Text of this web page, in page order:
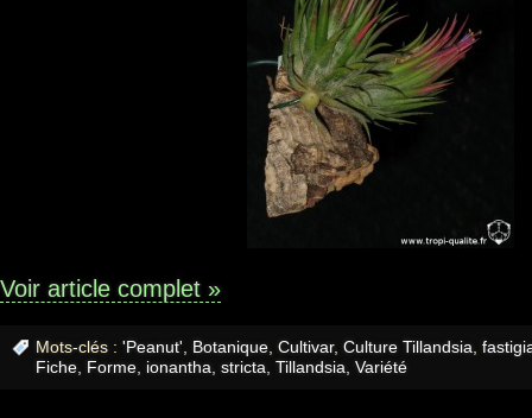
Voir article complet »
Mots-clés : 'Peanut' Botanique Cultivar, Culture Tillandsia
Fiche Forme ionantha stricta Tillandsia Variété